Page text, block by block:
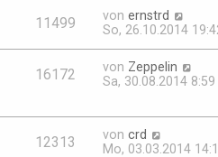
11499 von ernstrd
So, 26.10.2014
16172 von Zeppelin
Sa, 30.08.2014 8:59
12313 von crd
Mo, 03.03.2014